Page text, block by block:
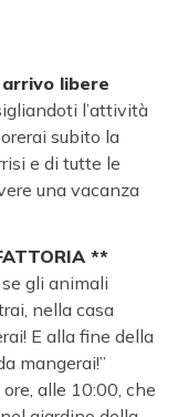
libere
l’attività
subito la
e di tutte le
una vacanza
**
gli animali
nella casa
E alla fine della
mangerai!”
alle 10:00, che